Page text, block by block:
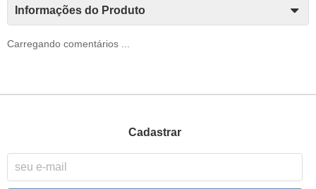
Informações do Produto
Carregando comentários ...
Cadastrar